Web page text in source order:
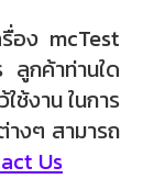
อง mcTest
ลูกค้าท่านใด
ช้งาน ในการ
งๆ สามารถ
Us